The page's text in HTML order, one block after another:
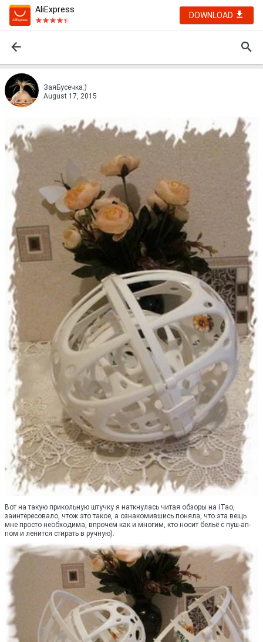
AliExpress
DOWNLOAD
ЗаяБусечка:)
August 17, 2015
Вот на такую прикольную штучку я наткнулась читая обзоры на iTao,
заинтересовало, чтож это такое, а ознакомившись поняла, что эта вещь
мне просто необходима, впрочем как и многим, кто носит бельё с пуш-ап-
пом и ленится стирать в ручную).